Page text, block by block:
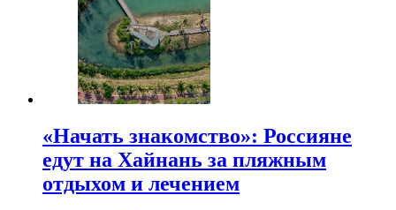
«Начать знакомство»: Россияне
едут на Хайнань за пляжным
отдыхом и лечением